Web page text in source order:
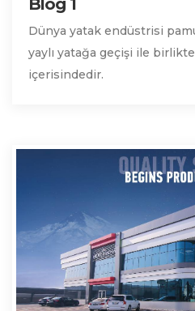
Blog 1
Dünya yatak endüstrisi
yaylı yatağa geçişi ile
içerisindedir.